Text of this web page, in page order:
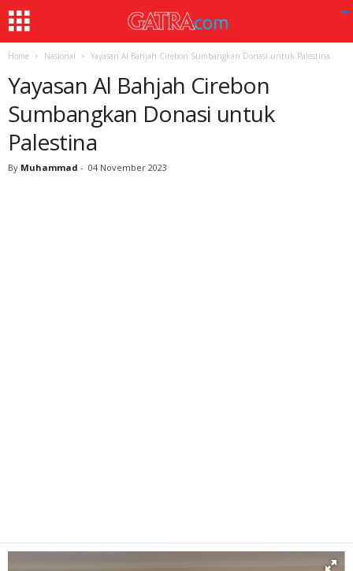
Home Nasional Yayasan Al Bahjah Cirebon Sumbangkan Donasi untuk Palestina
Yayasan Al Bahjah Cirebon
Sumbangkan Donasi untuk
Palestina
By Muhammad - 04 November 2023